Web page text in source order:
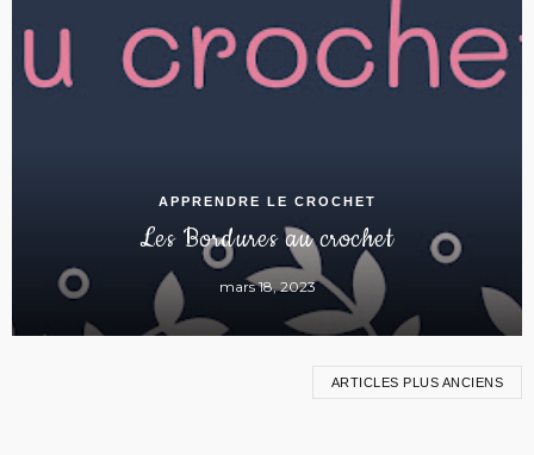
APPRENDRE LE CROCHET
Les Bordures au crochet
mars 18, 2023
ARTICLES PLUS ANCIENS